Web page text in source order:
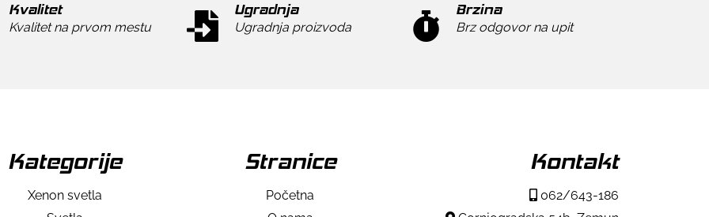
Kvalitet
Kvalitet na prvom mestu
Ugradnja
Ugradnja proizvoda
Brzina
Brz odgovor na upit
Kategorije
Xenon svetla
Stranice
Početna
Kontakt
062/643-186